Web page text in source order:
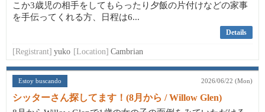
こか3歳児の相手をしてもらったり夕飯の片付けなどの家事
を手伝ってくれる方、日程は6...
Details
[Registrant] yuko [Location] Cambrian
Estoy buscando 2026/06/22 (Mon)
シッターさん探してます！(8月から / Willow Glen)